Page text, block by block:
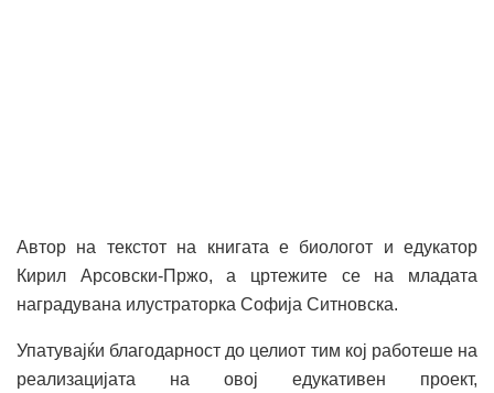
Автор на текстот на книгата е биологот и едукатор
Кирил Арсовски-Пржо, а цртежите се на младата
наградувана илустраторка Софија Ситновска.
Упатувајќи благодарност до целиот тим кој работеше на
реализацијата на овој едукативен проект,